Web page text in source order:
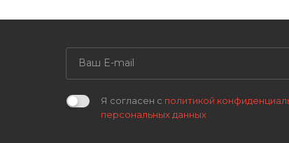
Я согласен с политикой
персональных данных